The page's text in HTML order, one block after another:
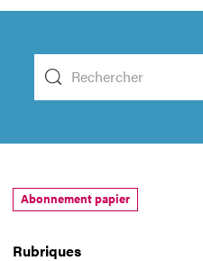
Rubriques
Abonnement papier